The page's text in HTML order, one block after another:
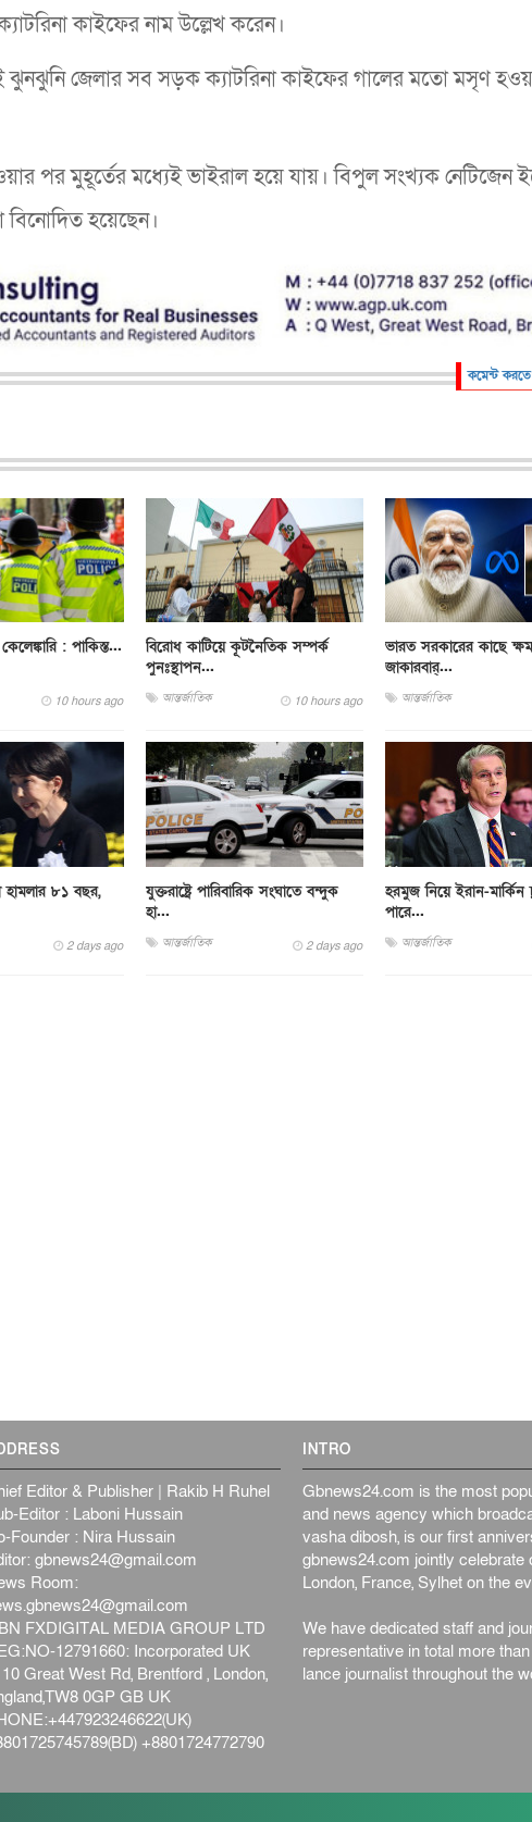
কাইফের নাম উল্লেখ করেন।
ঝুনঝুনি জেলার সব সড়ক ক্যাটরিনা কাইফের গালের মতো মসৃণ
পর মুহূর্তের মধ্যেই ভাইরাল হয়ে যায়। বিপুল সংখ্যক নেটিজেন
বিনোদিত হয়েছেন।
কমেন্ট
: পাকিস্ত...
10 hours ago
বিরোধ কাটিয়ে কূটনৈতিক সম্পর্ক
পুনঃস্থাপন...
আন্তর্জাতিক 10 hours ago
ভারত সরকারের কাছে
জাকারবার্...
আন্তর্জাতিক
হামলার ৮১ বছর,
2 days ago
যুক্তরাষ্ট্রে পারিবারিক সংঘাতে বন্দুক
হা...
আন্তর্জাতিক 2 days ago
হরমুজ নিয়ে ইরান-মার্কিন
পারে...
আন্তর্জাতিক
Editor & Publisher | Rakib H Ruhel
Editor : Laboni Hussain
Founder : Nira Hussain
gbnews24@gmail.com
Room:
FXDIGITAL MEDIA GROUP LTD
12791660: Incorporated UK
Great West Rd, Brentford , London,
0GP GB UK
+8801724772790
INTRO
Gbnews24.com is the most
and news agency which
vasha dibosh, is our first
gbnews24.com jointly
London, France, Sylhet on the
We have dedicated staff and
representative in total more
lance journalist throughout the